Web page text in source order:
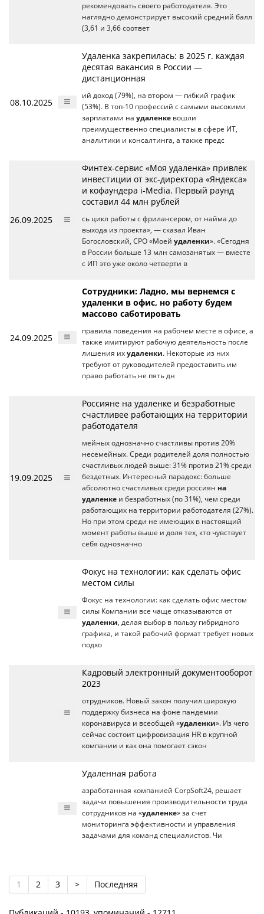
рекомендовать своего работодателя. Это
наглядно демонстрирует высокий средний балл
(3,61 и 3,66 соответ
08.10.2025
Удаленка закрепилась: в 2025 г. каждая
десятая вакансия в России —
дистанционная
ий доход (79%), на втором — гибкий график
(53%). В топ-10 профессий с самыми высокими
зарплатами на удаленке вошли
преимущественно специалисты в сфере ИТ,
аналитики и консалтинга, а также предс
26.09.2025
Финтех-сервис «Моя удаленка» привлек
инвестиции от экс-директора «Яндекса»
и кофаундера i-Media. Первый раунд
составил 44 млн рублей
сь цикл работы с фрилансером, от найма до
выхода из проекта», — сказал Иван
Богословский, CPO «Моей удаленки». «Сегодня
в России больше 13 млн самозанятых — вместе
с ИП это уже около четверти в
24.09.2025
Сотрудники: Ладно, мы вернемся с
удаленки в офис, но работу будем
массово саботировать
правила поведения на рабочем месте в офисе, а
также имитируют рабочую деятельность после
лишения их удаленки. Некоторые из них
требуют от руководителей предоставить им
право работать не пять дн
19.09.2025
Россияне на удаленке и безработные
счастливее работающих на территории
работодателя
мейных однозначно счастливы против 20%
несемейных. Среди родителей доля полностью
счастливых людей выше: 31% против 21% среди
бездетных. Интересный парадокс: больше
абсолютно счастливых среди россиян на
удаленке и безработных (по 31%), чем среди
работающих на территории работодателя (27%).
Но при этом среди не имеющих в настоящий
момент работы выше и доля тех, кто чувствует
себя однозначно
Фокус на технологии: как сделать офис
местом силы
Фокус на технологии: как сделать офис местом
силы Компании все чаще отказываются от
удаленки , делая выбор в пользу гибридного
графика, и такой рабочий формат требует новых
подхо
Кадровый электронный документооборот
2023
отрудников. Новый закон получил широкую
поддержку бизнеса на фоне пандемии
коронавируса и всеобщей «удаленки». Из чего
сейчас состоит цифровизация HR в крупной
компании и как она помогает сэкон
Удаленная работа
азработанная компанией CorpSoft24, решает
задачи повышения производительности труда
сотрудников на «удаленке» за счет
мониторинга эффективности и управления
задачами для команд специалистов. Чи
1 2 3 > Последняя